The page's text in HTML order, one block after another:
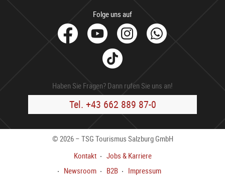
Folge uns auf
facebook
YoutubeInstagram
Tik
Tok
Haben Sie Fragen? Dann rufen Sie uns an!
Tel. +43 662 889 87-0
© 2026 – TSG Tourismus Salzburg GmbH
Kontakt
Jobs & Karriere
Newsroom
B2B Impressum